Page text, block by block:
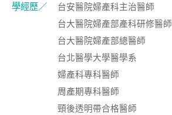
學經歷／
台安醫院婦產科主治醫師
台大醫院婦產部產科研修醫師
台大醫院婦產部總醫師
台北醫學大學醫學系
婦產科專科醫師
周產期專科醫師
頸後透明帶合格醫師